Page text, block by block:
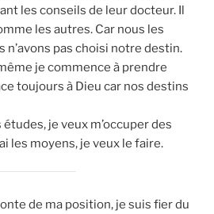
les conseils de leur doc­teur. Il
les autres. Car nous les
pas choi­si notre des­tin.
je com­mence à prendre
tou­jours à Dieu car nos des­tins
études, je veux m’occuper des
les moyens, je veux le faire.
de ma posi­tion, je suis fier du